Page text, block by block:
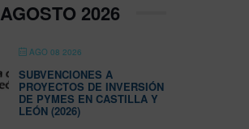
AGOSTO 2026
AGO 08 2026
SUBVENCIONES A
PROYECTOS DE INVERSIÓN
DE PYMES EN CASTILLA Y
LEÓN (2026)